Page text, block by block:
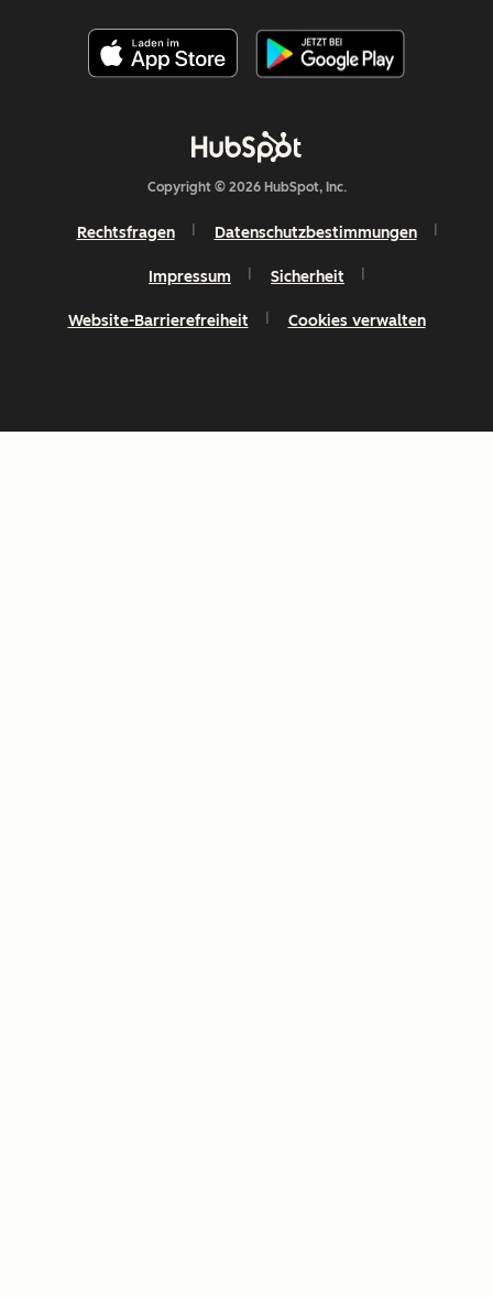
Copyright © 2026 HubSpot, Inc.
Rechtsfragen Datenschutzbestimmungen
Impressum Sicherheit
Website-Barrierefreiheit Cookies verwalten